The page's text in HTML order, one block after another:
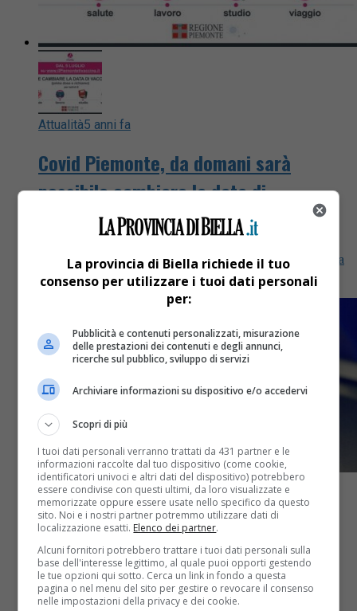
Attualità5 anni fa
Covid Piemonte, da domani sarà
possibile cambiare la data di
vaccinazione
Per motivi di salute, lavoro, studio o viaggio sia per la
prima dose che per il richiamo
Attualità 5 anni fa
Covid Piemonte, ieri sono state
vaccinate altre 3.514 persone [1.045
La provincia di Biella richiede il tuo
consenso per utilizzare i tuoi dati personali
per:
Pubblicità e contenuti personalizzati, misurazione
delle prestazioni dei contenuti e degli annunci,
ricerche sul pubblico, sviluppo di servizi
Archiviare informazioni su dispositivo e/o accedervi
Scopri di più
I tuoi dati personali verranno trattati da 431 partner e le
informazioni raccolte dal tuo dispositivo (come cookie,
identificatori univoci e altri dati del dispositivo) potrebbero
essere condivise con questi ultimi, da loro visualizzate e
memorizzate oppure essere usate nello specifico da questo
sito. Noi e i nostri partner potremmo utilizzare dati di
localizzazione esatti. Elenco dei partner.
Alcuni fornitori potrebbero trattare i tuoi dati personali sulla
base dell'interesse legittimo, al quale puoi opporti gestendo
le tue opzioni qui sotto. Cerca un link in fondo a questa
pagina o nel menu del sito per gestire o revocare il consenso
nelle impostazioni della privacy e dei cookie.